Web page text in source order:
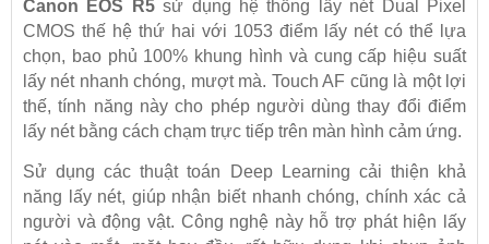
Canon EOS R5sử dụng hệ thống lấy nét Dual Pixel
CMOS thế hệ thứ hai với 1053 điểm lấy nét có thể lựa
chọn, bao phủ 100% khung hình và cung cấp hiệu suất
lấy nét nhanh chóng, mượt mà. Touch AF cũng là một lợi
thế, tính năng này cho phép người dùng thay đổi điểm
lấy nét bằng cách chạm trực tiếp trên màn hình cảm ứng.
Sử dụng các thuật toán Deep Learning cải thiện khả
năng lấy nét, giúp nhận biết nhanh chóng, chính xác cả
người và động vật. Công nghệ này hỗ trợ phát hiện lấy